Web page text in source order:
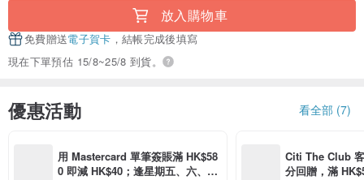
放入購物車
免費贈送電子賀卡 ，結帳完成後填寫
現在下單預估 15/8~25/8 到貨。
優惠活動 看全部 (7)
用 Mastercard 單筆簽賬滿 HK$58
0 即減 HK$40；逢星期五、六、日
Citi The Club
分回贈，滿